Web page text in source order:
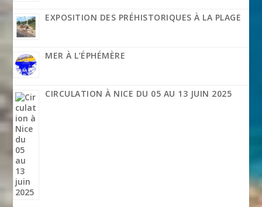
EXPOSITION DES PRÉHISTORIQUES À LA PLAGE
MER À L’ÉPHÉMÈRE
CIRCULATION À NICE DU 05 AU 13 JUIN 2025